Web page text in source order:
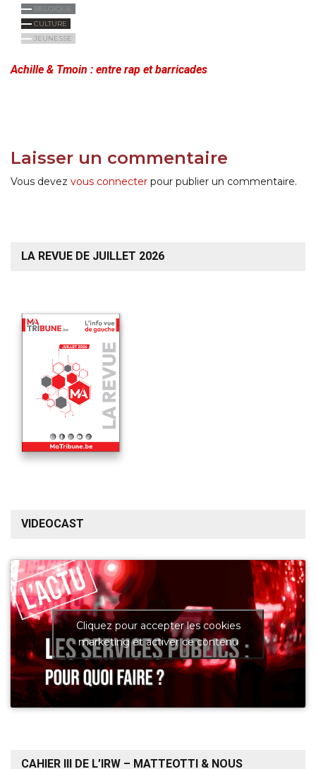
BELGIQUE
CULTURE
JEUNESSE
Achille & Tmoin : entre rap et barricades
Laisser un commentaire
Vous devez vous connecter pour publier un commentaire.
LA REVUE DE JUILLET 2026
VIDEOCAST
Cliquez pour accepter les cookies
marketing et activer ce contenu
CAHIER III DE L’IRW – MATTEOTTI & NOUS